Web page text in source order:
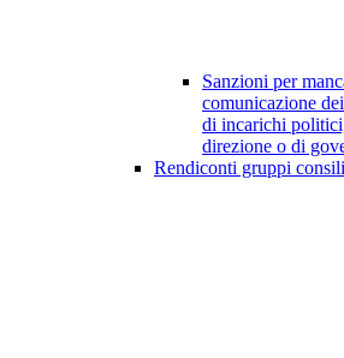
Sanzioni per
comunicazione
di incarichi
direzione o di
Rendiconti gruppi